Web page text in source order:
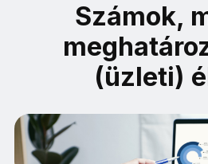
Számok,
(üzleti)